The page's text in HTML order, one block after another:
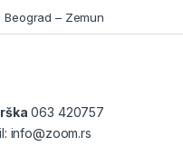
Beograd – Zemun
063 420757
info@zoom.rs